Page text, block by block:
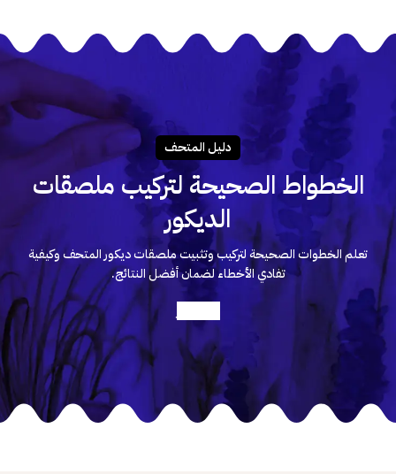
دليـل المتحـف
الخطواط الصحيحة لتركيب ملصقات
الديكور
تعلم الخطوات الصحيحة لتركيب وتثبيت ملصقات ديكور المتحف وكيفية
تفادي الأخطاء لضمان أفضل النتائج.